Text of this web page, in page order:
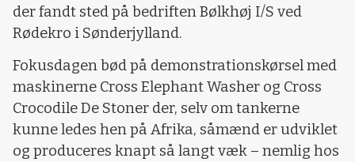
der fandt sted på bedriften Bølkhøj I/S ved
Rødekro i Sønderjylland.
Fokusdagen bød på demonstrationskørsel med
maskinerne Cross Elephant Washer og Cross
Crocodile De Stoner der, selv om tankerne
kunne ledes hen på Afrika, såmænd er udviklet
og produceres knapt så langt væk – nemlig hos